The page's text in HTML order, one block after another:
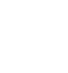
Abos
Der